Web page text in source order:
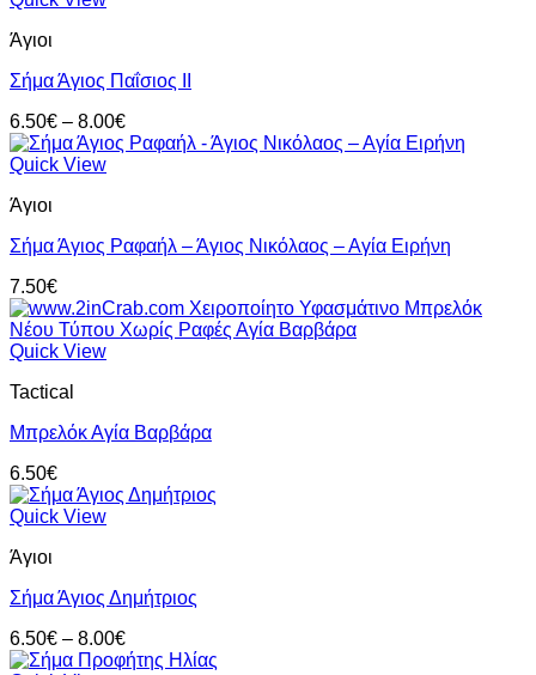
Άγιοι
Σήμα Άγιος Παΐσιος II
6.50€ – 8.00€Price
range:
Quick View
Άγιοι
Σήμα Άγιος Ραφαήλ – Άγιος Νικόλαος – Αγία Ειρήνη
7.50€
Quick View
Tactical
Μπρελόκ Αγία Βαρβάρα
6.50€
Quick View
Άγιοι
Σήμα Άγιος Δημήτριος
6.50€ – 8.00€Price
range: